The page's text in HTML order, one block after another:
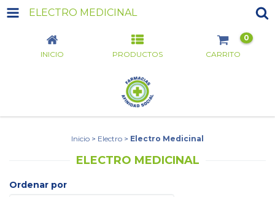
ELECTRO MEDICINAL
INICIO PRODUCTOS CARRITO
0
Inicio > Electro > Electro Medicinal
ELECTRO MEDICINAL
Ordenar por